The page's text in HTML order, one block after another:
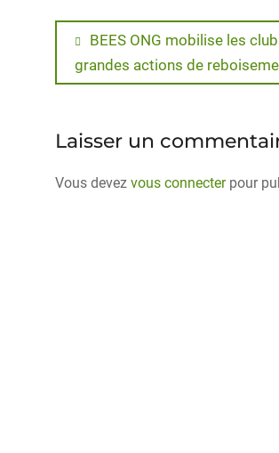
c
e
b
o
k
st
o
d
n
ai
l
ta
g
er
BEES ONG mobilise les
grandes actions de
Laisser un
Vous devez vous connecterpour